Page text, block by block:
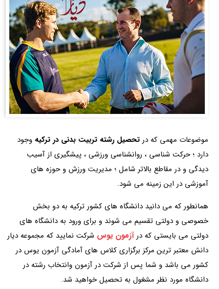
موضوعات مهمی که در تحصیل رشته تربیت بدنی در ترکیه وجود
دارد ؛ حرکت شناسی ، روانشناسی ورزشی ، پیشگیری از آسیب
دیدگی و در مقاطع بالاتر شامل ؛ مدیریت ورزش و حوزه های
آموزشی در این زمینه می شود.
همانطور که می دانید دانشگاه های کشور ترکیه به دو بخش
خصوصی و دولتی تقسیم می شوند و برای ورود به دانشگاه های
دولتی می بایستی که درآزمون یوس شرکت نمایید که مجموعه دیار
دانش معتبر ترین مرکز برگزاری کلاس های آمادگی آزمون یوس در
کشور می باشد و شما پس از شرکت در آزمون وانتخاب رشته در
دانشگاه مورد نظر مشغول به تحصیل خواهید شد.